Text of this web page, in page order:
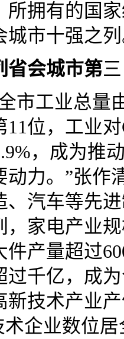
所拥有的国
城市十强之
省会城市第三
工业总量
11位，工业
，成为推
动力。”张作
、汽车等先
，家电产业
件产量超过
过千亿，成
新技术产业
术企业数位